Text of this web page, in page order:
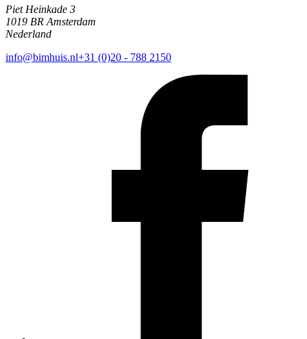
Piet Heinkade 3
1019 BR Amsterdam
Nederland
info@bimhuis.nl+31 (0)20 - 788 2150